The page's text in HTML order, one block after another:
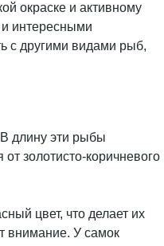
окраске и активному
интересными
с другими видами рыб,
длину эти рыбы
золотисто-коричневого
цвет, что делает их
внимание. У самок